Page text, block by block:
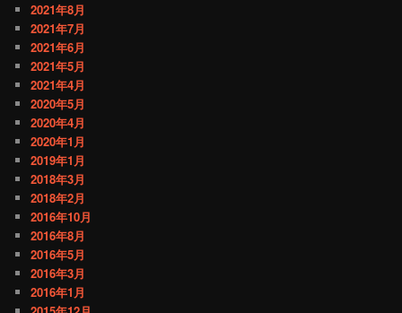
2021年8月
2021年7月
2021年6月
2021年5月
2021年4月
2020年5月
2020年4月
2020年1月
2019年1月
2018年3月
2018年2月
2016年10月
2016年8月
2016年5月
2016年3月
2016年1月